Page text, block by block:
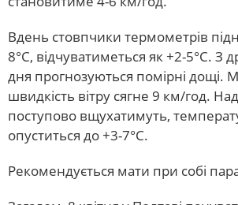
Вдень стовпчики термометрів
8°С, відчуватиметься як +2-5°С. З
дня прогнозуються помірні дощі.
швидкість вітру сягне 9 км/год.
поступово вщухатимуть,
опуститься до +3-7°С.
Рекомендується мати при собі